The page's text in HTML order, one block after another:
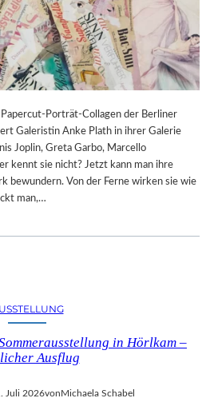
Porträt-Collagen der Berliner
Galeristin Anke Plath in ihrer Galerie
Joplin, Greta Garbo, Marcello
kennt sie nicht? Jetzt kann man ihre
bewundern. Von der Ferne wirken sie wie
man,…
in Hörlkam –
Ausflug
Juli 2026vonMichaela Schabel